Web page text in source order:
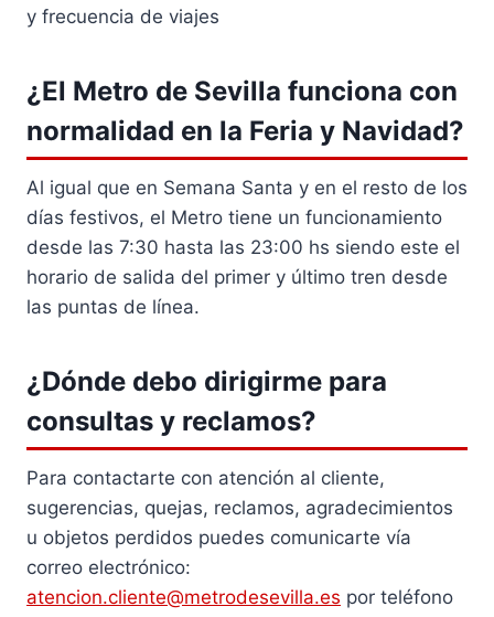
y frecuencia de viajes
¿El Metro de Sevilla funciona con
normalidad en la Feria y Navidad?
Al igual que en Semana Santa y en el resto de los
días festivos, el Metro tiene un funcionamiento
desde las 7:30 hasta las 23:00 hs siendo este el
horario de salida del primer y último tren desde
las puntas de línea.
¿Dónde debo dirigirme para
consultas y reclamos?
Para contactarte con atención al cliente,
sugerencias, quejas, reclamos, agradecimientos
u objetos perdidos puedes comunicarte vía
correo electrónico:
atencion.cliente@metrodesevilla.es por teléfono